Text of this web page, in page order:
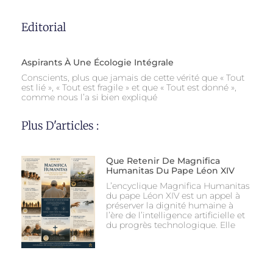
Editorial
Aspirants À Une Écologie Intégrale
Conscients, plus que jamais de cette vérité que « Tout
est lié », « Tout est fragile » et que « Tout est donné »,
comme nous l’a si bien expliqué
Plus D'articles :
Que Retenir De Magnifica
Humanitas Du Pape Léon XIV
L’encyclique Magnifica Humanitas
du pape Léon XIV est un appel à
préserver la dignité humaine à
l’ère de l’intelligence artificielle et
du progrès technologique. Elle